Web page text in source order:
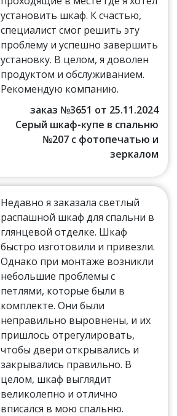
установить шкаф. К счастью,
специалист смог решить эту
проблему и успешно завершить
установку. В целом, я доволен
продуктом и обслуживанием.
Рекомендую компанию.
заказ №3651 от 25.11.2024
Серый шкаф-купе в спальню
№207 с фотопечатью и
зеркалом
Недавно я заказала светлый
распашной шкаф для спальни в
глянцевой отделке. Шкаф
быстро изготовили и привезли.
Однако при монтаже возникли
небольшие проблемы с
петлями, которые были в
комплекте. Они были
неправильно выровнены, и их
пришлось отрегулировать,
чтобы двери открывались и
закрывались правильно. В
целом, шкаф выглядит
великолепно и отлично
вписался в мою спальню.